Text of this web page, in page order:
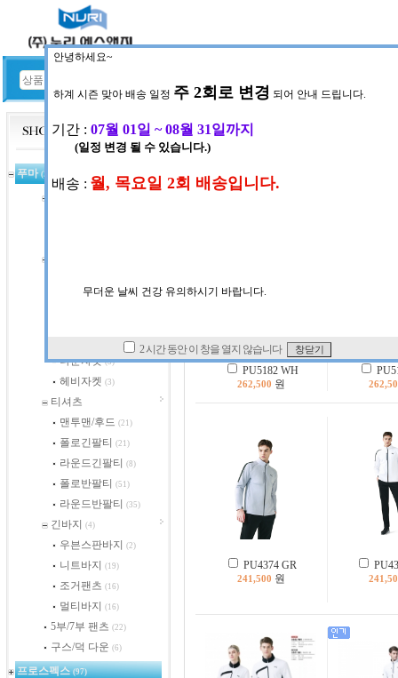
푸마 (367)
블루종자켓
다운자켓 (5)
헤비자켓 (3)
티셔츠
맨투맨/후드 (21)
폴로긴팔티 (21)
라운드긴팔티 (8)
폴로반팔티 (51)
라운드반팔티 (35)
긴바지 (4)
우븐스판바지 (2)
니트바지 (19)
조거팬츠 (16)
멀티바지 (16)
5부/7부 팬츠 (22)
구스/덕 다운 (6)
프로스펙스 (97)
현재위치:
PU5182 WH
262,500 원
PU4374 GR
241,500 원